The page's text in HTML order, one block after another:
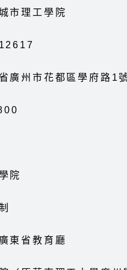
市理工學院
廣州市花都區學府路1
院
東省教育廳